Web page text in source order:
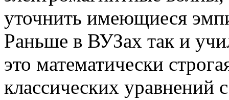
уточнить имеющиеся
Раньше в ВУЗах так и
это математически
классических